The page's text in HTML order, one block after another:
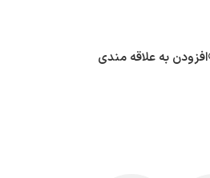
افزودن به علاقه مندی